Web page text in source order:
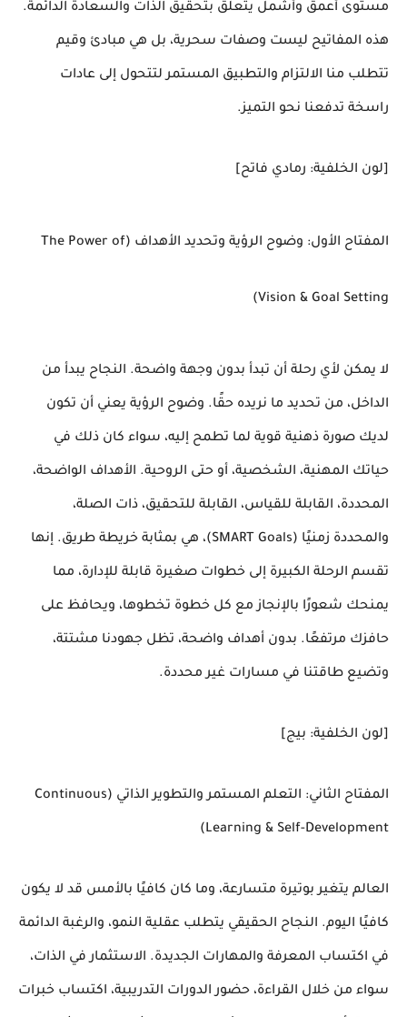
مستوى أعمق وأشمل يتعلق بتحقيق الذات والسعادة الدائمة.
هذه المفاتيح ليست وصفات سحرية، بل هي مبادئ وقيم
تتطلب منا الالتزام والتطبيق المستمر لتتحول إلى عادات
راسخة تدفعنا نحو التميز.
[لون الخلفية: رمادي فاتح]
المفتاح الأول: وضوح الرؤية وتحديد الأهداف (The Power of
Vision & Goal Setting)
لا يمكن لأي رحلة أن تبدأ بدون وجهة واضحة. النجاح يبدأ من
الداخل، من تحديد ما نريده حقًا. وضوح الرؤية يعني أن تكون
لديك صورة ذهنية قوية لما تطمح إليه، سواء كان ذلك في
حياتك المهنية، الشخصية، أو حتى الروحية. الأهداف الواضحة،
المحددة، القابلة للقياس، القابلة للتحقيق، ذات الصلة،
والمحددة زمنيًا (SMART Goals)، هي بمثابة خريطة طريق. إنها
تقسم الرحلة الكبيرة إلى خطوات صغيرة قابلة للإدارة، مما
يمنحك شعورًا بالإنجاز مع كل خطوة تخطوها، ويحافظ على
حافزك مرتفعًا. بدون أهداف واضحة، تظل جهودنا مشتتة،
وتضيع طاقتنا في مسارات غير محددة.
[لون الخلفية: بيج]
المفتاح الثاني: التعلم المستمر والتطوير الذاتي (Continuous
Learning & Self-Development)
العالم يتغير بوتيرة متسارعة، وما كان كافيًا بالأمس قد لا يكون
كافيًا اليوم. النجاح الحقيقي يتطلب عقلية النمو، والرغبة الدائمة
في اكتساب المعرفة والمهارات الجديدة. الاستثمار في الذات،
سواء من خلال القراءة، حضور الدورات التدريبية، اكتساب خبرات